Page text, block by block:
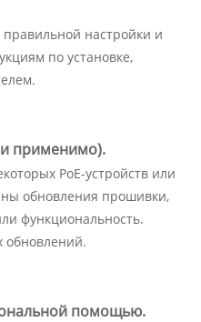
настройки и
по установке,
применимо).
PoE-устройств или
обновления прошивки,
функциональность.
обновлений.
помощью.